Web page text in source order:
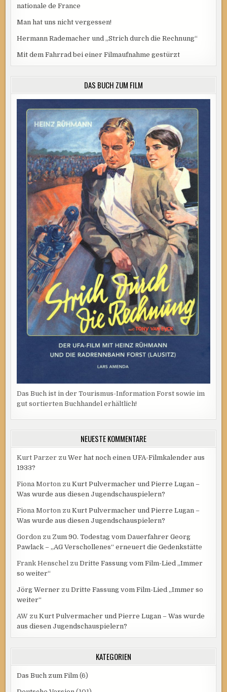
nationale de France
Man hat uns nicht vergessen!
Hermann Rademacher und „Strich durch die Rechnung“
Mit dem Fahrrad bei einer Filmaufnahme gestürzt
DAS BUCH ZUM FILM
Das Buch ist in der Tourismus-Information Forst sowie im
gut sortierten Buchhandel erhältlich!
NEUESTE KOMMENTARE
Kurt Parzer zuWer hat noch einen UFA-Filmkalender aus
1933?
Fiona Morton zuKurt Pulvermacher und Pierre Lugan –
Was wurde aus diesen Jugendschauspielern?
Fiona Morton zuKurt Pulvermacher und Pierre Lugan –
Was wurde aus diesen Jugendschauspielern?
Gordon zu Zum 90. Todestag vom Dauerfahrer Georg
Pawlack – „AG Verschollenes“ erneuert die Gedenkstätte
Frank Henschel zuDritte Fassung vom Film-Lied „Immer
so weiter“
Jörg Werner zuDritte Fassung vom Film-Lied „Immer so
weiter“
AW zuKurt Pulvermacher und Pierre Lugan – Was wurde
aus diesen Jugendschauspielern?
KATEGORIEN
Das Buch zum Film (6)